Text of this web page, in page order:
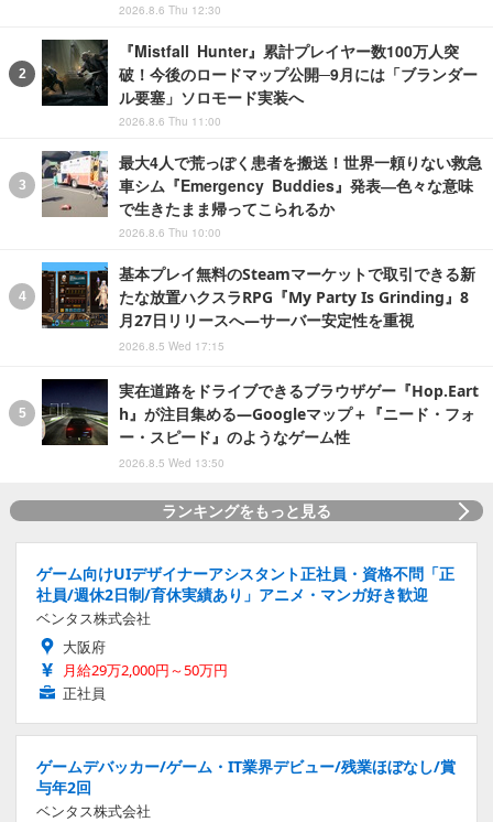
2026.8.6 Thu 12:30
『Mistfall Hunter』累計プレイヤー数100万人突
破！今後のロードマップ公開─9月には「ブランダー
ル要塞」ソロモード実装へ
2026.8.6 Thu 11:00
最大4人で荒っぽく患者を搬送！世界一頼りない救急
車シム『Emergency Buddies』発表―色々な意味
で生きたまま帰ってこられるか
2026.8.6 Thu 10:00
基本プレイ無料のSteamマーケットで取引できる新
たな放置ハクスラRPG『My Party Is Grinding』8
月27日リリースへ―サーバー安定性を重視
2026.8.5 Wed 17:15
実在道路をドライブできるブラウザゲー『Hop.Eart
h』が注目集める―Googleマップ＋『ニード・フォ
ー・スピード』のようなゲーム性
2026.8.5 Wed 13:50
ランキングをもっと見る
ゲーム向けUIデザイナーアシスタント正社員・資格不問「正
社員/週休2日制/育休実績あり」アニメ・マンガ好き歓迎
ベンタス株式会社
大阪府
月給29万2,000円～50万円
正社員
ゲームデバッカー/ゲーム・IT業界デビュー/残業ほぼなし/賞
与年2回
ベンタス株式会社